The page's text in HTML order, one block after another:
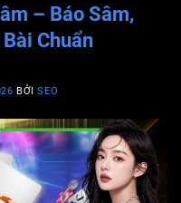
– Báo Sâm,
Bài Chuẩn
BỞISEO